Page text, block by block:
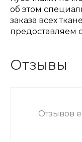
об этом
заказа всех
предоставляем
Отзывы
Отзывов